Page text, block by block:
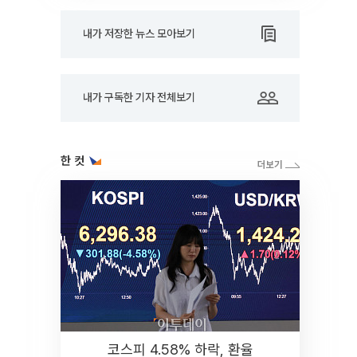
내가 저장한 뉴스 모아보기
내가 구독한 기자 전체보기
한 컷
코스피 4.58% 하락, 환율